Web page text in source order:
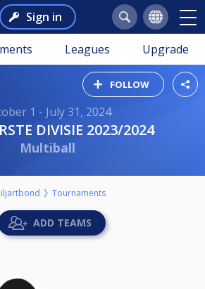
Sign in
Leagues Upgrade
FOLLOW
1 - July 31, 2024
DIVISIE 2023/2024
Multiball
Tournaments
ADD TEAMS